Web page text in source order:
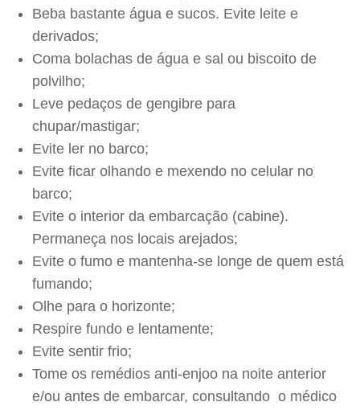
Beba bastante água e sucos. Evite leite e
derivados;
Coma bolachas de água e sal ou biscoito de
polvilho;
Leve pedaços de gengibre para
chupar/mastigar;
Evite ler no barco;
Evite ficar olhando e mexendo no celular no
barco;
Evite o interior da embarcação (cabine).
Permaneça nos locais arejados;
Evite o fumo e mantenha-se longe de quem está
fumando;
Olhe para o horizonte;
Respire fundo e lentamente;
Evite sentir frio;
Tome os remédios anti-enjoo na noite anterior
e/ou antes de embarcar, consultando o médico